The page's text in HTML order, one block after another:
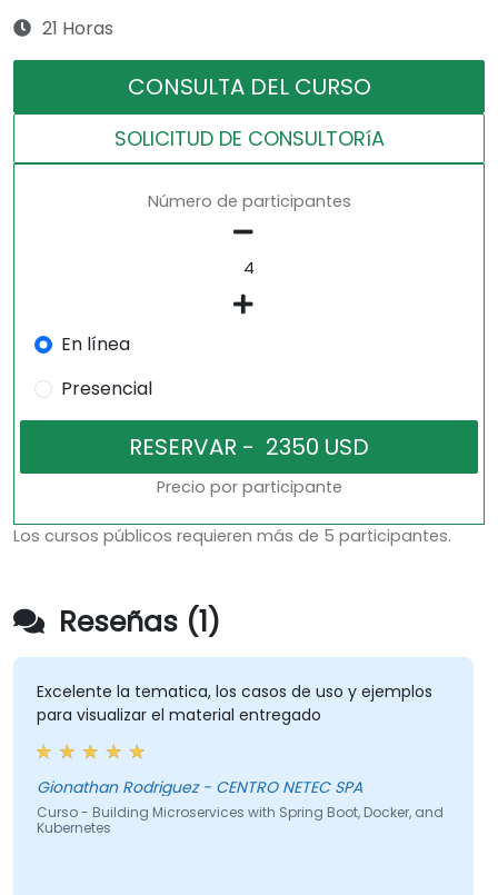
21 Horas
CONSULTA DEL CURSO
SOLICITUD DE CONSULTORíA
Número de participantes
En línea
Presencial
Precio por participante
Los cursos públicos requieren más de 5 participantes.
Reseñas (1)
Excelente la tematica, los casos de uso y ejemplos
para visualizar el material entregado
Gionathan Rodriguez - CENTRO NETEC SPA
Curso - Building Microservices with Spring Boot, Docker, and
Kubernetes